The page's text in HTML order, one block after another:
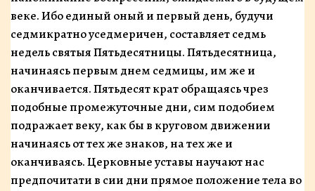
веке. Ибо единый оный и первый день, буду­чи
седмикратно уседмеричен, составляет седмь
недель святыя Пятьдесятницы. Пятьдесятница,
начинаясь первым днем седмицы, им же и
оканчивается. Пятьде­сят крат обращаясь чрез
подобные промежуточные дни, сим подобием
подражает веку, как бы в круговом движении
начинаясь от тех же знаков, на тех же и
оканчиваясь. Церковные уставы научают нас
предпочитати в сии дни прямое положение тела во